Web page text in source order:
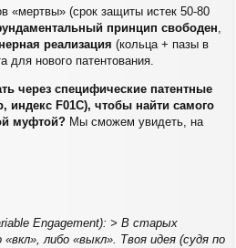
«мертвы» (срок защиты истек 50-80
принцип свободен,
реализация (кольца + пазы в
для нового патентования.
через специфические патентные
индекс F01C), чтобы найти самого
муфтой? Мы сможем увидеть, на
Engagement): > В старых
либо «выкл». Твоя идея (судя по